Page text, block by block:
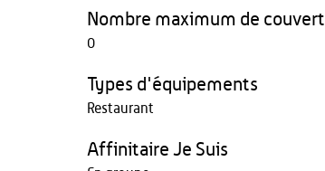
Nombre maximum de couvert
0
Types d'équipements
Restaurant
Affinitaire Je Suis